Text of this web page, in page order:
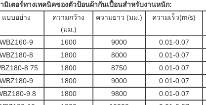
มิเตอร์ทางเทคนิคของตัวป้อนผ้ากันเปื้อนสำหรับงานหนัก:
แบบอย่าง
ความกว้าง
(มม.)
ความยาว (มม.) ความเร็ว(m/s)
WBZ160-9 1600 9000 0.01-0.07
WBZ180-8
1800 8000 0.01-0.07
8.75
1800 8750 0.01-0.07
WBZ180-9
1800 9000 0.01-0.07
9.8
1800 9800 0.01-0.07